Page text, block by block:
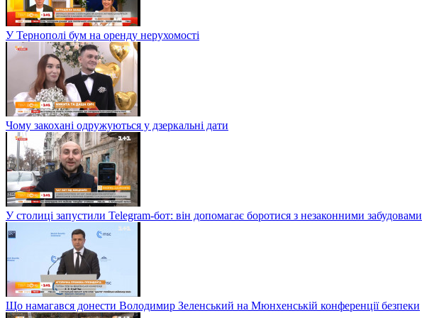
У Тернополі бум на оренду нерухомості
Чому закохані одружуються у дзеркальні дати
У столиці запустили Telegram-бот: він допомагає боротися з незаконними забудовами
Що намагався донести Володимир Зеленський на Мюнхенській конференції безпеки